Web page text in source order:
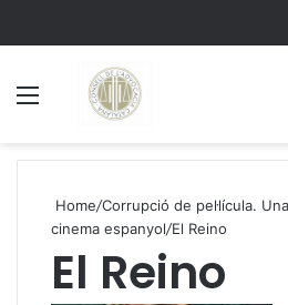
Home/Corrupció de pel·lícula.
cinema espanyol/El Reino
El Reino